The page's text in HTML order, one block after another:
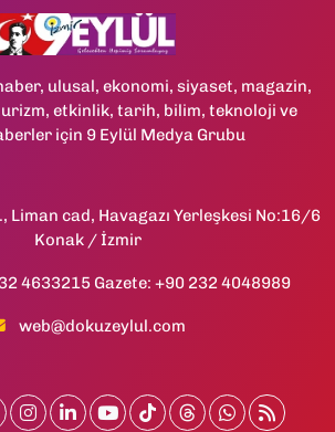
ulusal, ekonomi, siyaset, magazin,
etkinlik, tarih, bilim, teknoloji ve
için 9 Eylül Medya Grubu
Liman cad, Havagazı Yerleşkesi No:16/6
Konak / İzmir
4633215 Gazete: +90 232 4048989
web@dokuzeylul.com